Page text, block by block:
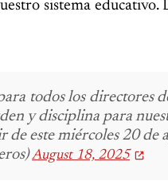
sistema
todos los directores
y disciplina para
de este miércoles 20 de
August 18, 2025